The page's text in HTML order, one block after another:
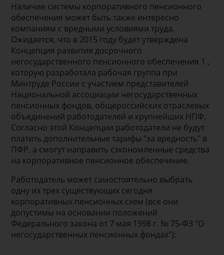
Наличие системы корпоративного пенсионного
обеспечения может быть также интересно
компаниям с вредными условиями труда.
Ожидается, что в 2015 году будет утверждена
Концепция развития досрочного
негосударственного пенсионного обеспечения 1 ,
которую разработала рабочая группа при
Минтруде России с участием представителей
Национальной ассоциации негосударственных
пенсионных фондов, общероссийских отраслевых
объединений работодателей и крупнейших НПФ.
Согласно этой Концепции работодатели не будут
платить дополнительные тарифы "за вредность" в
ПФР, а смогут направить сэкономленные средства
на корпоративное пенсионное обеспечение.
Работодатель может самостоятельно выбрать
одну из трех существующих сегодня
корпоративных пенсионных схем (все они
допустимы на основании положений
Федерального закона от 7 мая 1998 г. № 75-ФЗ "О
негосударственных пенсионных фондах"):